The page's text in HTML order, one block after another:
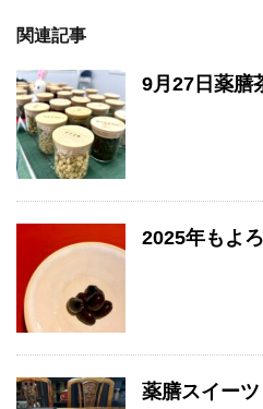
関連記事
9月27日薬膳
2025年もよ
薬膳スイー